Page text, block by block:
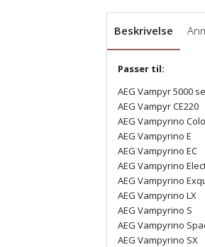
Beskrivelse
Passer til:
AEG Vampyr 5000
AEG Vampyr CE220
AEG Vampyrino
AEG Vampyrino E
AEG Vampyrino EC
AEG Vampyrino
AEG Vampyrino
AEG Vampyrino LX
AEG Vampyrino S
AEG Vampyrino
AEG Vampyrino SX